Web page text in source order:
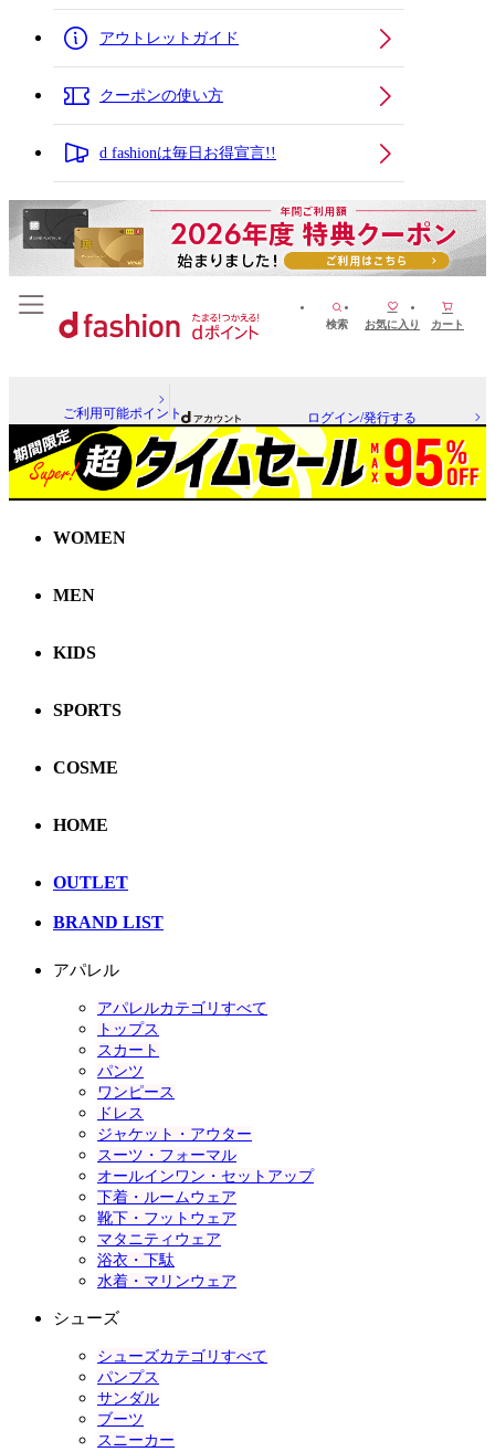
アウトレットガイド
クーポンの使い方
d fashionは毎日お得宣言!!
検索 お気に入り カート
ご利用可能ポイント ログイン/発行する
WOMEN
MEN
KIDS
SPORTS
COSME
HOME
OUTLET
BRAND LIST
アパレル
アパレルカテゴリすべて
トップス
スカート
パンツ
ワンピース
ドレス
ジャケット・アウター
スーツ・フォーマル
オールインワン・セットアップ
下着・ルームウェア
靴下・フットウェア
マタニティウェア
浴衣・下駄
水着・マリンウェア
シューズ
シューズカテゴリすべて
パンプス
サンダル
ブーツ
スニーカー